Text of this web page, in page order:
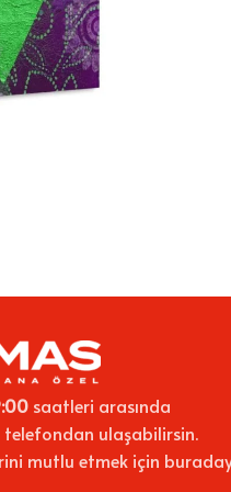
saatleri arasında
telefondan ulaşabilirsin.
mutlu etmek için